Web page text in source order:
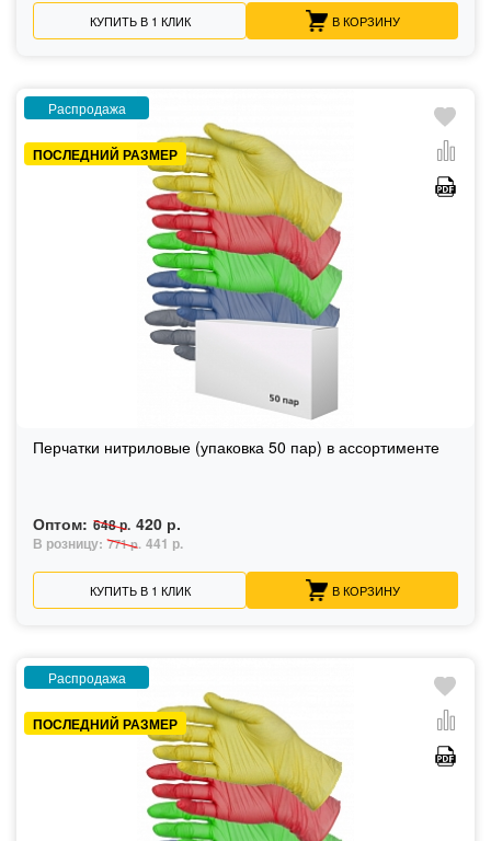
КУПИТЬ В 1 КЛИК В КОРЗИНУ
Распродажа
ПОСЛЕДНИЙ РАЗМЕР
Перчатки нитриловые (упаковка 50 пар) в ассортименте
Оптом: 648 р. 420 р.
В розницу: 771 р. 441 р.
КУПИТЬ В 1 КЛИК В КОРЗИНУ
Распродажа
ПОСЛЕДНИЙ РАЗМЕР